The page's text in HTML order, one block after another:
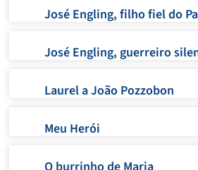
José Engling, filho fiel do
José Engling, guerreiro
Laurel a João Pozzobon
Meu Herói